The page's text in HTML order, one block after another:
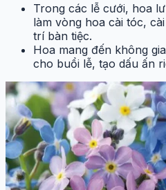
Trong các lễ cưới, hoa
làm vòng hoa cài tóc,
trí bàn tiệc.
Hoa mang đến không
cho buổi lễ, tạo dấu ấn